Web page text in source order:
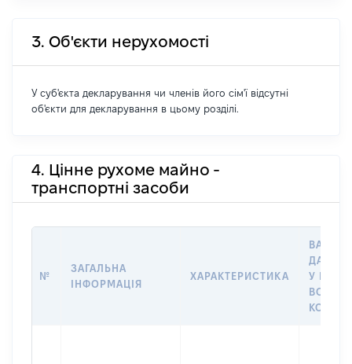
3. Об'єкти нерухомості
У суб'єкта декларування чи членів його сім'ї відсутні
об'єкти для декларування в цьому розділі.
4. Цінне рухоме майно -
транспортні засоби
№
ЗАГАЛЬНА
ІНФОРМАЦІЯ
ХАРАКТЕРИСТИКА
ДАТУ
У